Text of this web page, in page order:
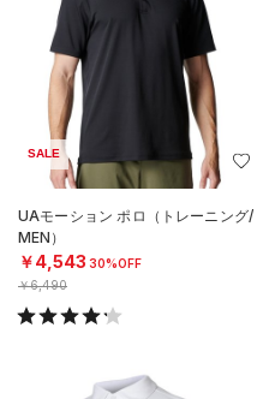
SALE
UAモーション ポロ（トレーニング/
MEN）
￥4,543 30%OFF
￥6,490